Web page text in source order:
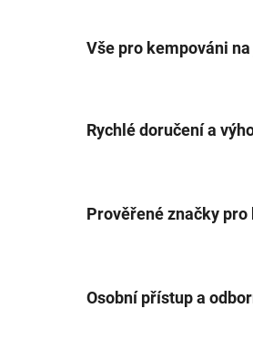
Vše pro kempováni
Rychlé doručení a
Prověřené značky
Osobní přístup a